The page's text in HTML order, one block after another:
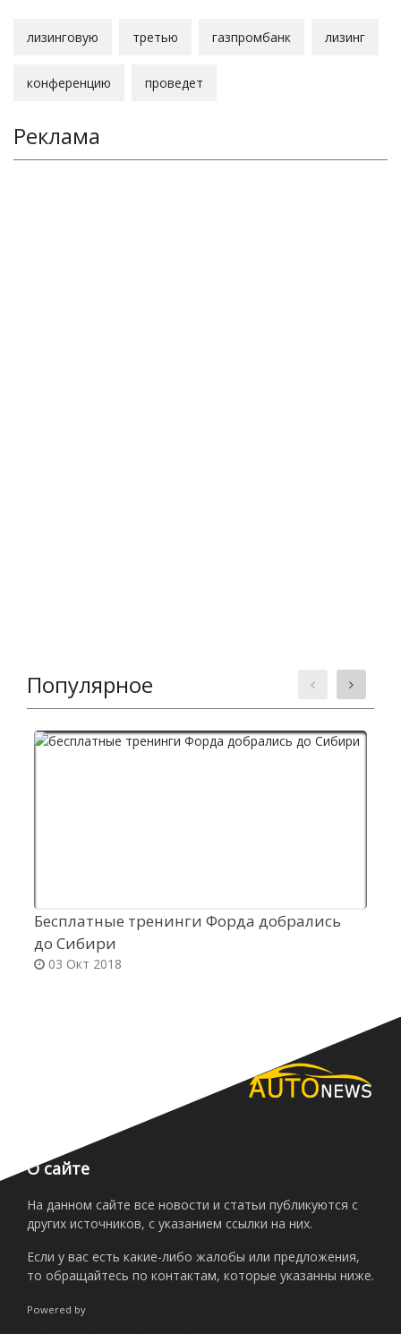
лизинговую третью газпромбанк лизинг
конференцию проведет
Реклама
Популярное
Бесплатные тренинги Форда добрались
до Сибири
03 Окт 2018
О сайте
На данном сайте все новости и статьи публикуются с
других источников, с указанием ссылки на них.
Если у вас есть какие-либо жалобы или предложения,
то обращайтесь по контактам, которые указанны ниже.
Powered by